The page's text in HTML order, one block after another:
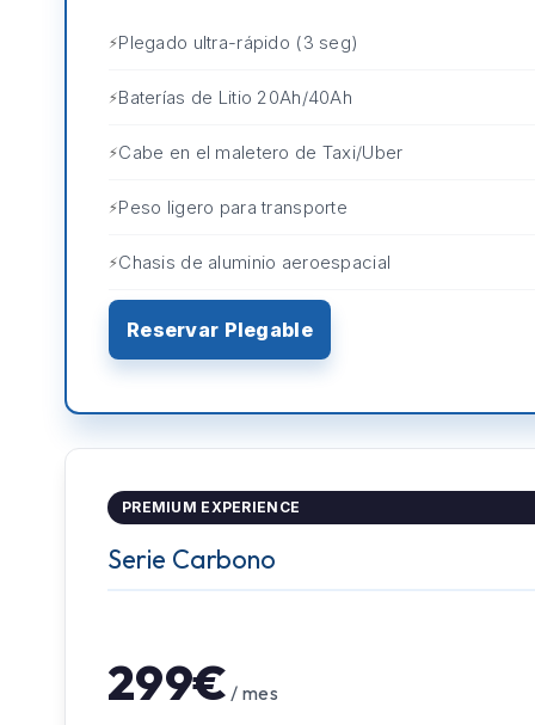
Plegado ultra-rápido (3 seg)
Baterías de Litio 20Ah/40Ah
Cabe en el maletero de Taxi/Uber
Peso ligero para transporte
Chasis de aluminio aeroespacial
Reservar Plegable
PREMIUM EXPERIENCE
Serie Carbono
299€ / mes